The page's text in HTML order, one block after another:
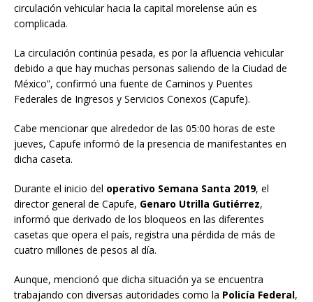
circulación vehicular hacia la capital morelense aún es
complicada.
La circulación continúa pesada, es por la afluencia vehicular
debido a que hay muchas personas saliendo de la Ciudad de
México”, confirmó una fuente de Caminos y Puentes
Federales de Ingresos y Servicios Conexos (Capufe).
Cabe mencionar que alrededor de las 05:00 horas de este
jueves, Capufe informó de la presencia de manifestantes en
dicha caseta.
Durante el inicio del operativo Semana Santa 2019, el
director general de Capufe, Genaro Utrilla Gutiérrez,
informó que derivado de los bloqueos en las diferentes
casetas que opera el país, registra una pérdida de más de
cuatro millones de pesos al día.
Aunque, mencionó que dicha situación ya se encuentra
trabajando con diversas autoridades como la Policía Federal,